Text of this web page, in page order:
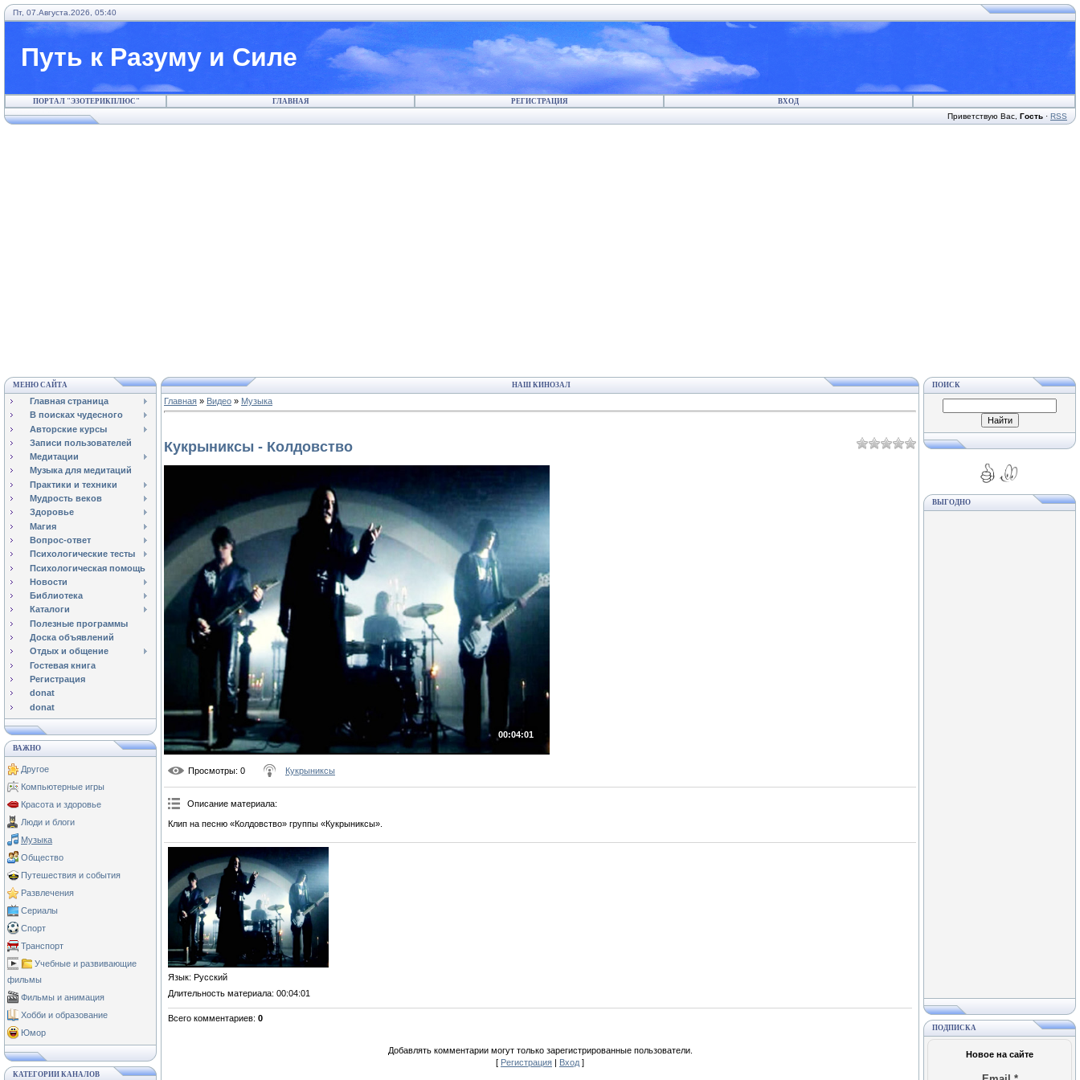
Пт, 07.Августа.2026, 05:40
Путь к Разуму и Силе
ПОРТАЛ "ЭЗОТЕРИКПЛЮС" ГЛАВНАЯ РЕГИСТРАЦИЯ ВХОД
Приветствую Вас Гость · RSS
МЕНЮ САЙТА
Главная страница
В поисках чудесного
Авторские курсы
Записи пользователей
Медитации
Музыка для медитаций
Практики и техники
Мудрость веков
Здоровье
Магия
Вопрос-ответ
Психологические тесты
Психологическая помощь
Новости
Библиотека
Каталоги
Полезные программы
Доска объявлений
Отдых и общение
Гостевая книга
Регистрация
donat
donat
ВАЖНО
Другое
Компьютерные игры
Красота и здоровье
Люди и блоги
Музыка
Общество
Путешествия и события
Развлечения
Сериалы
Спорт
Транспорт
Учебные и развивающие
фильмы
Фильмы и анимация
Хобби и образование
Юмор
КАТЕГОРИИ КАНАЛОВ
НАШ КИНОЗАЛ
Главная » Видео » Музыка
Кукрыниксы - Колдовство
00:04:01
Просмотры: 0 Кукрыниксы
Описание материала:
Клип на песню «Колдовство» группы «Кукрыниксы».
Язык: Русский
Длительность материала: 00:04:01
Всего комментариев: 0
Добавлять комментарии могут только зарегистрированные пользователи.
[ Регистрация | Вход ]
ПОИСК
ВЫГОДНО
ПОДПИСКА
Новое на сайте